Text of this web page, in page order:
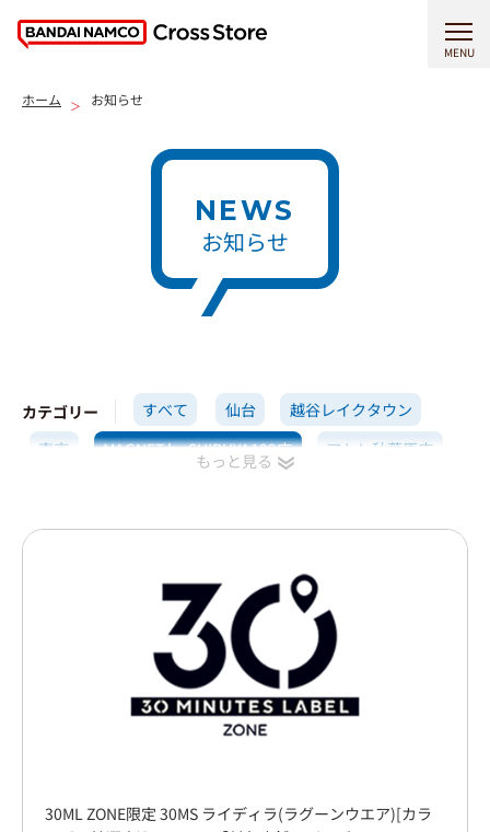
MENU
ホーム お知らせ
NEWS
お知らせ
カテゴリー すべて 仙台
越谷レイクタウン
東京
MAGNET by SHIBUYA109店
アトレ秋葉原店
大阪梅田
イオンモール大日店
心斎橋PARCO店
30ML ZONE限定 30MS ライディラ(ラグーンウエア)[カラ